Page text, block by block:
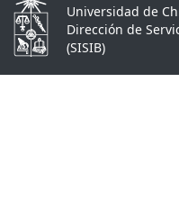
Universidad de
Dirección de
(SISIB)